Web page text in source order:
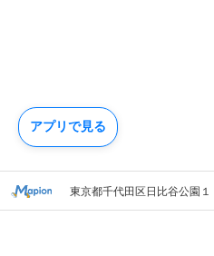
東京都千代田区日比谷公園１
アプリで見る